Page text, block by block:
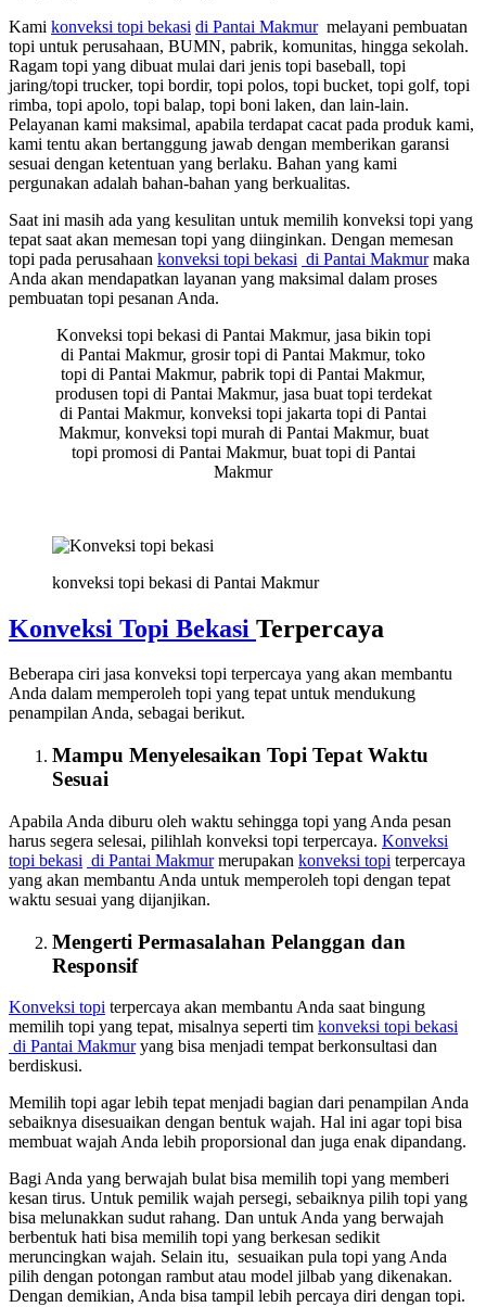
Kami konveksi topi bekasi di Pantai Makmurmelayani pembuatan
topi untuk perusahaan, BUMN, pabrik, komunitas, hingga sekolah.
Ragam topi yang dibuat mulai dari jenis topi baseball, topi
jaring/topi trucker, topi bordir, topi polos, topi bucket, topi golf, topi
rimba, topi apolo, topi balap, topi boni laken, dan lain-lain.
Pelayanan kami maksimal, apabila terdapat cacat pada produk kami,
kami tentu akan bertanggung jawab dengan memberikan garansi
sesuai dengan ketentuan yang berlaku. Bahan yang kami
pergunakan adalah bahan-bahan yang berkualitas.
Saat ini masih ada yang kesulitan untuk memilih konveksi topi yang
tepat saat akan memesan topi yang diinginkan. Dengan memesan
topi pada perusahaan konveksi topi bekasi di Pantai Makmurmaka
Anda akan mendapatkan layanan yang maksimal dalam proses
pembuatan topi pesanan Anda.
Konveksi topi bekasi di Pantai Makmur, jasa bikin topi
di Pantai Makmur, grosir topi di Pantai Makmur, toko
topi di Pantai Makmur, pabrik topi di Pantai Makmur,
produsen topi di Pantai Makmur, jasa buat topi terdekat
di Pantai Makmur, konveksi topi jakarta topi di Pantai
Makmur, konveksi topi murah di Pantai Makmur, buat
topi promosi di Pantai Makmur, buat topi di Pantai
Makmur
konveksi topi bekasi di Pantai Makmur
Konveksi Topi Bekasi Terpercaya
Beberapa ciri jasa konveksi topi terpercaya yang akan membantu
Anda dalam memperoleh topi yang tepat untuk mendukung
penampilan Anda, sebagai berikut.
Mampu Menyelesaikan Topi Tepat Waktu
Sesuai
Apabila Anda diburu oleh waktu sehingga topi yang Anda pesan
harus segera selesai, pilihlah konveksi topi terpercaya. Konveksi
topi bekasi di Pantai Makmurmerupakan konveksi topi terpercaya
yang akan membantu Anda untuk memperoleh topi dengan tepat
waktu sesuai yang dijanjikan.
Mengerti Permasalahan Pelanggan dan
Responsif
Konveksi topi terpercaya akan membantu Anda saat bingung
memilih topi yang tepat, misalnya seperti tim konveksi topi bekasi
di Pantai Makmuryang bisa menjadi tempat berkonsultasi dan
berdiskusi.
Memilih topi agar lebih tepat menjadi bagian dari penampilan Anda
sebaiknya disesuaikan dengan bentuk wajah. Hal ini agar topi bisa
membuat wajah Anda lebih proporsional dan juga enak dipandang.
Bagi Anda yang berwajah bulat bisa memilih topi yang memberi
kesan tirus. Untuk pemilik wajah persegi, sebaiknya pilih topi yang
bisa melunakkan sudut rahang. Dan untuk Anda yang berwajah
berbentuk hati bisa memilih topi yang berkesan sedikit
meruncingkan wajah. Selain itu, sesuaikan pula topi yang Anda
pilih dengan potongan rambut atau model jilbab yang dikenakan.
Dengan demikian, Anda bisa tampil lebih percaya diri dengan topi.